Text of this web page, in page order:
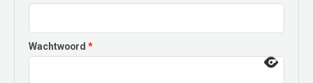
Wachtwoord *Vereist